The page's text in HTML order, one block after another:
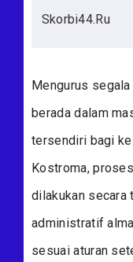
Skorbi44.ru
Mengurus
berada dalam
tersendiri bagi
Kostroma, proses
dilakukan secara
administratif
sesuai aturan